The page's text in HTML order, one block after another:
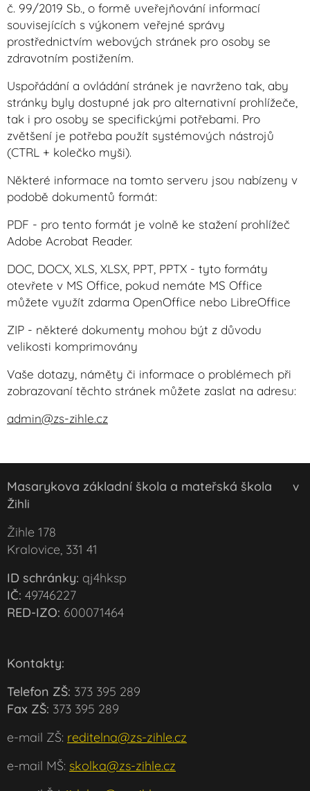
č. 99/2019 Sb., o formě uveřejňování informací
souvisejících s výkonem veřejné správy
prostřednictvím webových stránek pro osoby se
zdravotním postižením.
Uspořádání a ovládání stránek je navrženo tak, aby
stránky byly dostupné jak pro alternativní prohlížeče,
tak i pro osoby se specifickými potřebami. Pro
zvětšení je potřeba použít systémových nástrojů
(CTRL + kolečko myši).
Některé informace na tomto serveru jsou nabízeny v
podobě dokumentů formát:
PDF - pro tento formát je volně ke stažení prohlížeč
Adobe Acrobat Reader.
DOC, DOCX, XLS, XLSX, PPT, PPTX - tyto formáty
otevřete v MS Office, pokud nemáte MS Office
můžete využít zdarma OpenOffice nebo LibreOffice
ZIP - některé dokumenty mohou být z důvodu
velikosti komprimovány
Vaše dotazy, náměty či informace o problémech při
zobrazovaní těchto stránek můžete zaslat na adresu:
admin@zs-zihle.cz
Masarykova základní škola a mateřská škola v
Žihli
Žihle 178
Kralovice, 331 41
ID schránky: qj4hksp
IČ: 49746227
RED-IZO: 600071464
Kontakty:
Telefon ZŠ: 373 395 289
Fax ZŠ: 373 395 289
e-mail ZŠ: reditelna@zs-zihle.cz
e-mail MŠ: skolka@zs-zihle.cz